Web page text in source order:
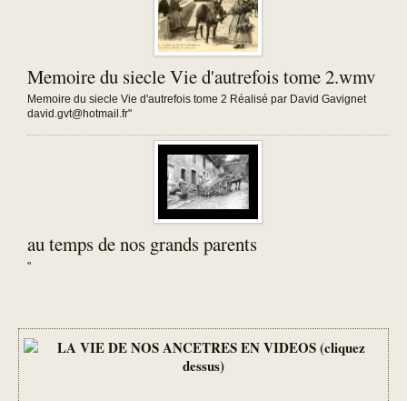
Memoire du siecle Vie d'autrefois tome 2.wmv
Memoire du siecle Vie d'autrefois tome 2 Réalisé par David Gavignet
david.gvt@hotmail.fr"
au temps de nos grands parents
"